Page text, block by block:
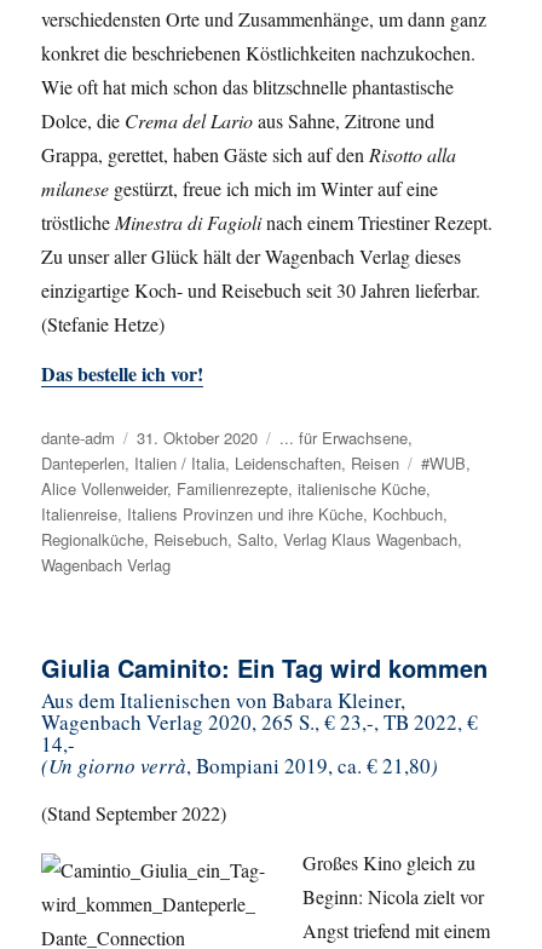
verschiedensten Orte und Zusammenhänge, um dann ganz
konkret die beschriebenen Köstlichkeiten nachzukochen.
Wie oft hat mich schon das blitzschnelle phantastische
Dolce, die Crema del Larioaus Sahne, Zitrone und
Grappa, gerettet, haben Gäste sich auf denRisotto alla
milanese gestürzt, freue ich mich im Winter auf eine
tröstlicheMinestra di Fagiolinach einem Triestiner Rezept.
Zu unser aller Glück hält der Wagenbach Verlag dieses
einzigartige Koch- und Reisebuch seit 30 Jahren lieferbar.
(Stefanie Hetze)
Das bestelle ich vor!
Autor
dante-adm
Veröffentlicht
am
31. Oktober 2020 Kategorien
... für Erwachsene,
Danteperlen, Italien / Italia, Leidenschaften, Reisen Schlagwörter
#WUB,
Alice Vollenweider, Familienrezepte,italienische Küche,
Italienreise, Italiens Provinzen und ihre Küche, Kochbuch,
Regionalküche, Reisebuch,Salto,Verlag Klaus Wagenbach,
Wagenbach Verlag
Giulia Caminito: Ein Tag wird kommen
Aus dem Italienischen von Babara Kleiner,
Wagenbach Verlag 2020, 265 S., € 23,-, TB 2022, €
14,-
(Un giorno verrà, Bompiani 2019, ca. € 21,80)
(Stand September 2022)
Großes Kino gleich zu
Beginn: Nicola zielt vor
Angst triefend mit einem